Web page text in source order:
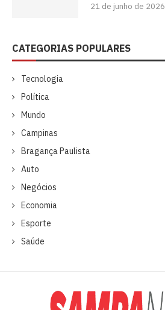
21 de junho de 2026
CATEGORIAS POPULARES
Tecnologia
Política
Mundo
Campinas
Bragança Paulista
Auto
Negócios
Economia
Esporte
Saúde